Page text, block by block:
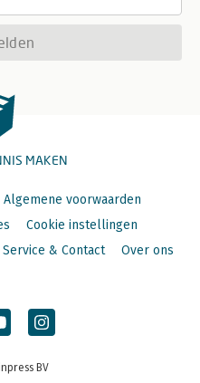
MAKEN
Algemene voorwaarden
Cookie instellingen
Service & Contact Over ons
BV